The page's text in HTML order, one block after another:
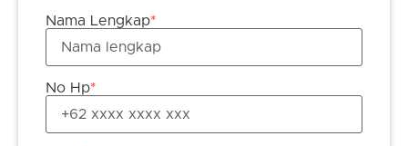
Nama Lengkap*
No Hp*